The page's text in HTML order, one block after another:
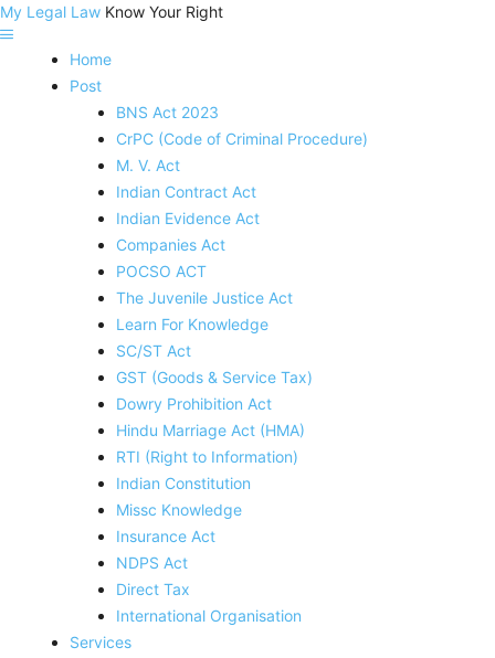
My Legal Law Know Your Right
Home
Post
BNS Act 2023
CrPC (Code of Criminal Procedure)
M. V. Act
Indian Contract Act
Indian Evidence Act
Companies Act
POCSO ACT
The Juvenile Justice Act
Learn For Knowledge
SC/ST Act
GST (Goods & Service Tax)
Dowry Prohibition Act
Hindu Marriage Act (HMA)
RTI (Right to Information)
Indian Constitution
Missc Knowledge
Insurance Act
NDPS Act
Direct Tax
International Organisation
Services